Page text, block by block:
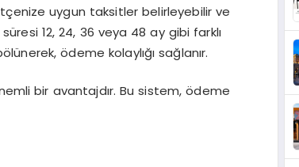
uygun taksitler belirleyebilir ve
12, 24, 36 veya 48 ay gibi farklı
ödeme kolaylığı sağlanır.
bir avantajdır. Bu sistem, ödeme